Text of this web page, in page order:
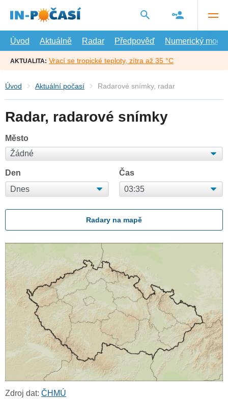
hlavní
Úvod
Aktuálně Radar Předpověď Numerický model
AKTUALITA: Vrací se tropické teploty, zítra až 35 °C
Úvod Aktuální počasí Radarové snímky, radar
Radar, radarové snímky
Město
Den Čas
Radary na mapě
Zdroj dat: ČHMÚ